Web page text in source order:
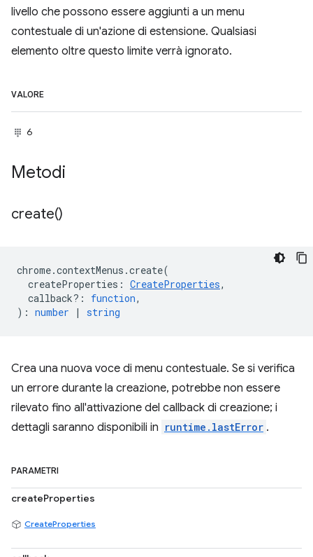
livello che possono essere aggiunti a un menu
contestuale di un'azione di estensione. Qualsiasi
elemento oltre questo limite verrà ignorato.
VALORE
6
Metodi
create()
chrome.contextMenus .create(
createProperties : CreateProperties,
callback? : function,
) : number | string
Crea una nuova voce di menu contestuale. Se si verifica
un errore durante la creazione, potrebbe non essere
rilevato fino all'attivazione del callback di creazione; i
dettagli saranno disponibili in runtime.lastError .
PARAMETRI
createProperties
CreateProperties